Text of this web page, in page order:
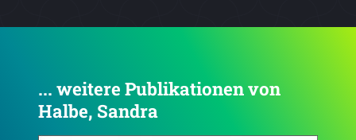
... weitere Publikationen von
Halbe, Sandra